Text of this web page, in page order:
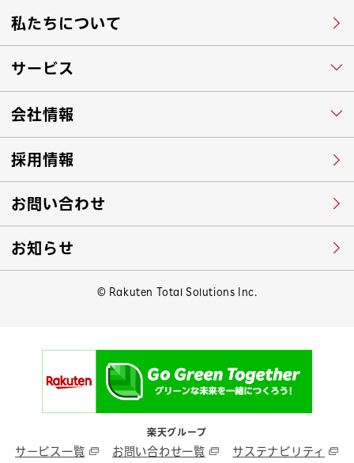
私たちについて
サービス
会社情報
採用情報
お問い合わせ
お知らせ
© Rakuten Total Solutions Inc.
楽天グループ
サービス一覧 お問い合わせ一覧 サステナビリティ